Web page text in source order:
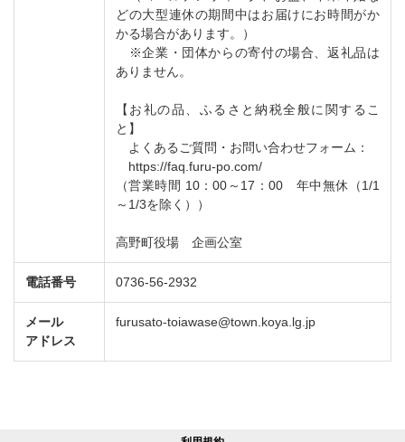
どの大型連休の期間中はお届けにお時間がか
かる場合があります。）
※企業・団体からの寄付の場合、返礼品は
ありません。
【お礼の品、ふるさと納税全般に関するこ
と】
よくあるご質問・お問い合わせフォーム：
https://faq.furu-po.com/
（営業時間 10：00～17：00 年中無休（1/1
～1/3を除く））
高野町役場 企画公室
電話番号 0736-56-2932
メール
アドレス
furusato-toiawase@town.koya.lg.jp